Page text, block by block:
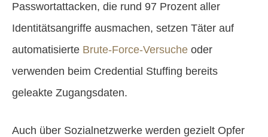
Passwortattacken, die rund 97 Prozent aller
Identitätsangriffe ausmachen, setzen Täter auf
automatisierte Brute-Force-Versuche oder
verwenden beim Credential Stuffing bereits
geleakte Zugangsdaten.
Auch über Sozialnetzwerke werden gezielt Opfer